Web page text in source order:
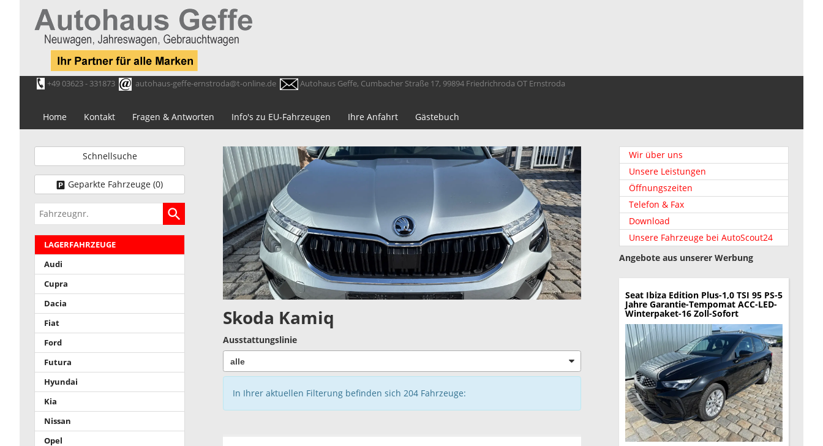
+49 03623 - 331873 autohaus-geffe-ernstroda@t-online.de Autohaus Geffe, Cumbacher Straße 17, 99894 Friedrichroda OT Ernstroda
Home Kontakt Fragen & Antworten Info's zu EU-Fahrzeugen Ihre Anfahrt Gästebuch
Skoda Kamiq
Ausstattungslinie
In Ihrer aktuellen Filterung befinden sich 204Fahrzeuge:
Schnellsuche
Geparkte Fahrzeuge (0)
Fahrzeugnr.
LAGERFAHRZEUGE
Audi
Cupra
Dacia
Fiat
Ford
Futura
Hyundai
Kia
Nissan
Opel
Wir über uns
Unsere Leistungen
Öffnungszeiten
Telefon & Fax
Download
Unsere Fahrzeuge bei AutoScout24
Angebote aus unserer Werbung
Seat Ibiza Edition Plus-1,0 TSI 95 PS-5
Jahre Garantie-Tempomat ACC-LED-
Winterpaket-16 Zoll-Sofort